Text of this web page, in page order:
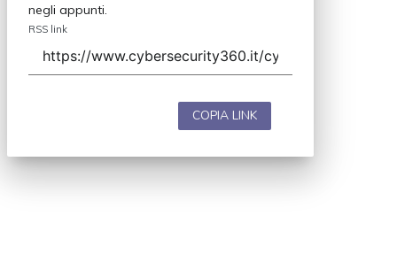
negli appunti.
RSS link
COPIA LINK